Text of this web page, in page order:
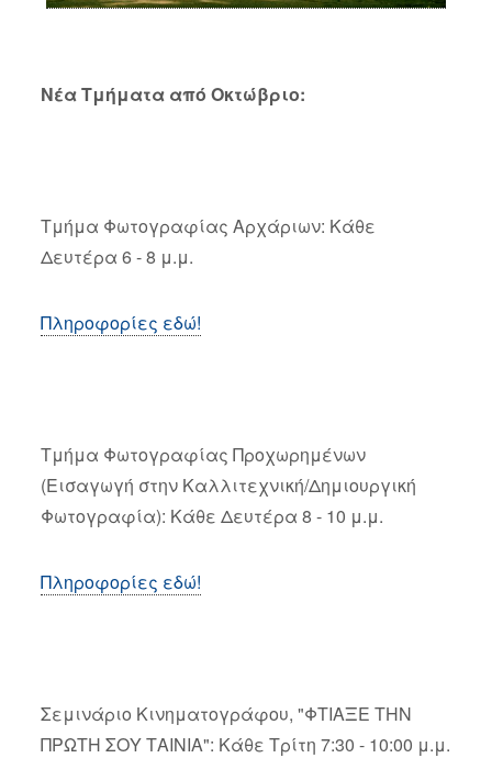
Νέα Τμήματα από Οκτώβριο:
Τμήμα Φωτογραφίας Αρχάριων: Κάθε
Δευτέρα 6 - 8 μ.μ.
Πληροφορίες εδώ!
Τμήμα Φωτογραφίας Προχωρημένων
(Εισαγωγή στην Καλλιτεχνική/Δημιουργική
Φωτογραφία): Κάθε Δευτέρα 8 - 10 μ.μ.
Πληροφορίες εδώ!
Σεμινάριο Κινηματογράφου, "ΦΤΙΑΞΕ ΤΗΝ
ΠΡΩΤΗ ΣΟΥ ΤΑΙΝΙΑ": Κάθε Τρίτη 7:30 - 10:00 μ.μ.